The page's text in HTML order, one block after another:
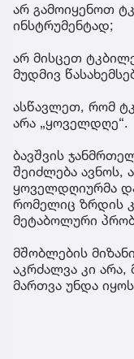
არ გამოიყენოთ
ინსტრუმენტად;
არ მისცეთ
მუდმივ
ასწავლეთ, რომ
არა „ყოველდღე“.
ბავშვის
შეიძლება ავნოს,
ყოველდღიურმა
რომელიც ზრდის
მეტაბოლური
მშობლების
აკრძალვა კი
მართვა უნდა